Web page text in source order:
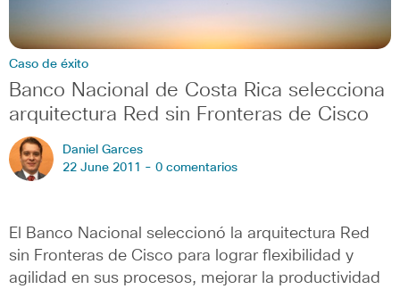
Caso de éxito
Banco Nacional de Costa Rica selecciona
arquitectura Red sin Fronteras de Cisco
Daniel Garces
22 June 2011 - 0 comentarios
El Banco Nacional seleccionó la arquitectura Red
sin Fronteras de Cisco para lograr flexibilidad y
agilidad en sus procesos, mejorar la productividad